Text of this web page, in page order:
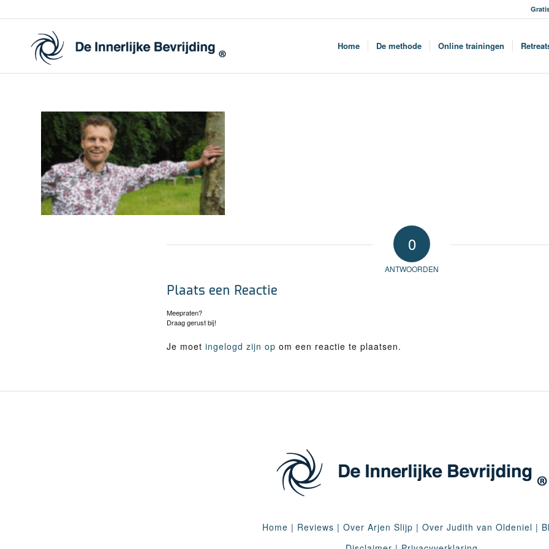
Home De methode Online trainingen
0
ANTWOORDEN
Plaats een Reactie
Meepraten?
Draag gerust bij!
Je moet ingelogd zijn op om een reactie te plaatsen.
Home | Reviews | Over Arjen Slijp | Over Judith van Oldeniel |